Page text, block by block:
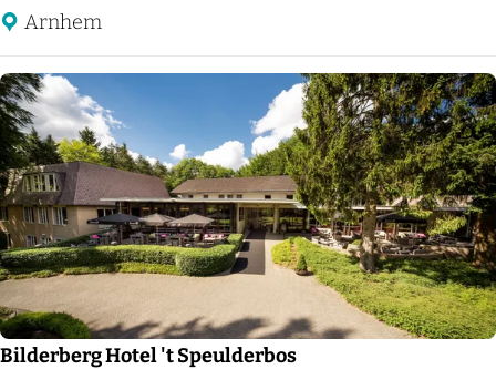
e
r
o
o
t
H
e
i
d
e
e
P
a
p
e
n
d
a
l
Arnhem
Bilderberg Hotel 't Speulderbos